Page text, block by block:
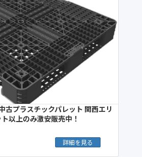
プラスチックパレット 関西エリ
以上のみ激安販売中！
詳細を見る